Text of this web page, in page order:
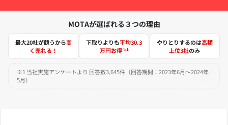
MOTAが選ばれる３つの理由
最大20社が競うから高
く売れる！
下取りよりも平均30.3
万円お得※1
やりとりするのは高額
上位3社のみ
※1 当社実施アンケートより 回答数3,645件（回答期間：2023年6月～2024年
5月）